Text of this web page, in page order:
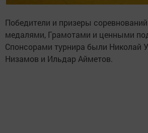
Победители и призеры
медалями, Грамотами и ценными
Спонсорами турнира были Николай
Низамов и Ильдар Айметов.